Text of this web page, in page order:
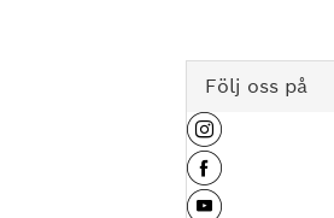
Följ oss på